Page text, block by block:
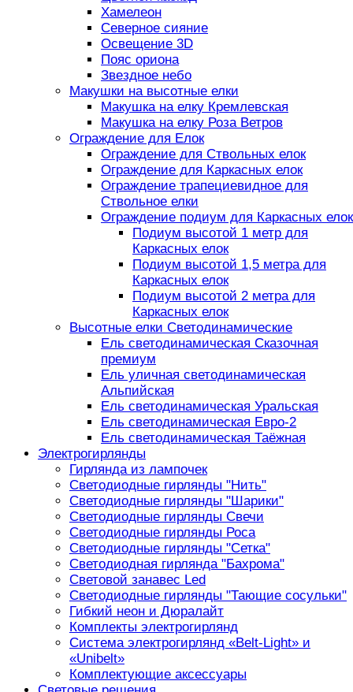
Хамелеон
Северное сияние
Освещение 3D
Пояс ориона
Звездное небо
Макушки на высотные елки
Макушка на елку Кремлевская
Макушка на елку Роза Ветров
Ограждение для Елок
Ограждение для Ствольных елок
Ограждение для Каркасных елок
Ограждение трапециевидное для
Ствольное елки
Ограждение подиум для Каркасных елок
Подиум высотой 1 метр для
Каркасных елок
Подиум высотой 1,5 метра для
Каркасных елок
Подиум высотой 2 метра для
Каркасных елок
Высотные елки Светодинамические
Ель светодинамическая Сказочная
премиум
Ель уличная светодинамическая
Альпийская
Ель светодинамическая Уральская
Ель светодинамическая Евро-2
Ель светодинамическая Таёжная
Электрогирлянды
Гирлянда из лампочек
Светодиодные гирлянды "Нить"
Светодиодные гирлянды "Шарики"
Светодиодные гирлянды Свечи
Светодиодные гирлянды Роса
Светодиодные гирлянды "Сетка"
Светодиодная гирлянда "Бахрома"
Световой занавес Led
Светодиодные гирлянды "Тающие сосульки"
Гибкий неон и Дюралайт
Комплекты электрогирлянд
Система электрогирлянд «Belt-Light» и
«Unibelt»
Комплектующие аксессуары